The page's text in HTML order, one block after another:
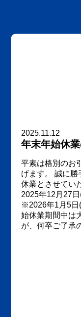
2025.11.12
年末年始休
平素は格別のお
げます。 誠に
休業とさせてい
2025年12月27
※2026年1月5日
始休業期間中は
が、何卒ご了承